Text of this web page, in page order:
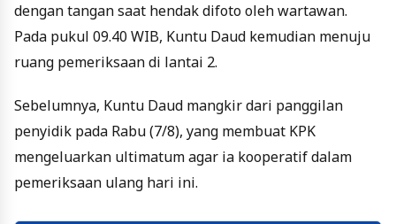
dengan tangan saat hendak difoto oleh wartawan.
Pada pukul 09.40 WIB, Kuntu Daud kemudian menuju
ruang pemeriksaan di lantai 2.
Sebelumnya, Kuntu Daud mangkir dari panggilan
penyidik pada Rabu (7/8), yang membuat KPK
mengeluarkan ultimatum agar ia kooperatif dalam
pemeriksaan ulang hari ini.